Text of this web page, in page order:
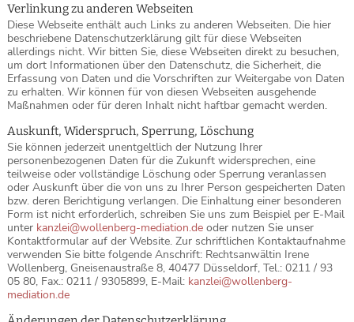
Verlinkung zu anderen Webseiten
Diese Webseite enthält auch Links zu anderen Webseiten. Die hier
beschriebene Datenschutzerklärung gilt für diese Webseiten
allerdings nicht. Wir bitten Sie, diese Webseiten direkt zu besuchen,
um dort Informationen über den Datenschutz, die Sicherheit, die
Erfassung von Daten und die Vorschriften zur Weitergabe von Daten
zu erhalten. Wir können für von diesen Webseiten ausgehende
Maßnahmen oder für deren Inhalt nicht haftbar gemacht werden.
Auskunft, Widerspruch, Sperrung, Löschung
Sie können jederzeit unentgeltlich der Nutzung Ihrer
personenbezogenen Daten für die Zukunft widersprechen, eine
teilweise oder vollständige Löschung oder Sperrung veranlassen
oder Auskunft über die von uns zu Ihrer Person gespeicherten Daten
bzw. deren Berichtigung verlangen. Die Einhaltung einer besonderen
Form ist nicht erforderlich, schreiben Sie uns zum Beispiel per E-Mail
unter kanzlei@wollenberg-mediation.deoder nutzen Sie unser
Kontaktformular auf der Website. Zur schriftlichen Kontaktaufnahme
verwenden Sie bitte folgende Anschrift: Rechtsanwältin Irene
Wollenberg, Gneisenaustraße 8, 40477 Düsseldorf, Tel.: 0211 / 93
05 80, Fax.: 0211 / 9305899, E-Mail: kanzlei@wollenberg-
mediation.de